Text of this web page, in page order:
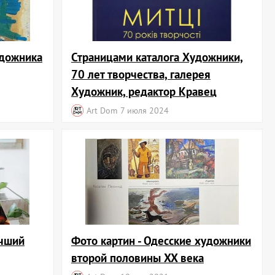
атмосферу в вашем доме!
Страницами каталога Художники,
70 лет творчества, галерея
Художник, редактор Кравец
Art Dom 7 июля 2024
Фото картин - Одесские художники
второй половины XX века